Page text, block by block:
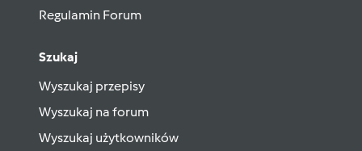
Regulamin Forum
Szukaj
Wyszukaj przepisy
Wyszukaj na forum
Wyszukaj użytkowników